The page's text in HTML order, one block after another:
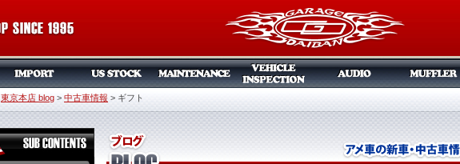
東京本店 blog > 中古車情報 > ギフト